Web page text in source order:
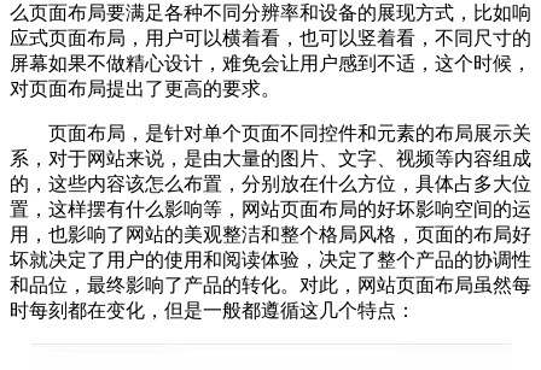
么页面布局要满足各种不同分辨率和设备的展现方式，比如响
应式页面布局，用户可以横着看，也可以竖着看，不同尺寸的
屏幕如果不做精心设计，难免会让用户感到不适，这个时候，
对页面布局提出了更高的要求。
页面布局，是针对单个页面不同控件和元素的布局展示关
系，对于网站来说，是由大量的图片、文字、视频等内容组成
的，这些内容该怎么布置，分别放在什么方位，具体占多大位
置，这样摆有什么影响等，网站页面布局的好坏影响空间的运
用，也影响了网站的美观整洁和整个格局风格，页面的布局好
坏就决定了用户的使用和阅读体验，决定了整个产品的协调性
和品位，最终影响了产品的转化。对此，网站页面布局虽然每
时每刻都在变化，但是一般都遵循这几个特点：